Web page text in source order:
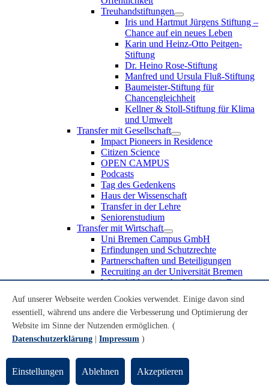
Treuhandstiftungen
Iris und Hartmut Jürgens Stiftung –
Chance auf ein neues Leben
Karin und Heinz-Otto Peitgen-
Stiftung
Dr. Heino Rose-Stiftung
Manfred und Ursula Fluß-Stiftung
Baumeister-Stiftung für
Chancengleichheit
Kellner & Stoll-Stiftung für Klima
und Umwelt
Transfer mit Gesellschaft
Impact Pioneers in Residence
Citizen Science
OPEN CAMPUS
Podcasts
Tag des Gedenkens
Haus der Wissenschaft
Transfer in der Lehre
Seniorenstudium
Transfer mit Wirtschaft
Uni Bremen Campus GmbH
Erfindungen und Schutzrechte
Partnerschaften und Beteiligungen
Recruiting an der Universität Bremen
Weiterbildung an der Universität Bremen
Schülerinnen und Schüler
MINT-Schnupperstudium
Schulklassen
Lehrkräfte
UniTransfer - Servicestelle für Transferaktivitäten
Transfermagazin der Universität Bremen
Auf unserer Webseite werden Cookies verwendet. Einige davon sind
essentiell, während uns andere die Verbesserung und Optimierung der
Website im Sinne der Nutzenden ermöglichen. (
Datenschutzerklärung
Impressum )
Einstellungen Ablehnen Akzeptieren